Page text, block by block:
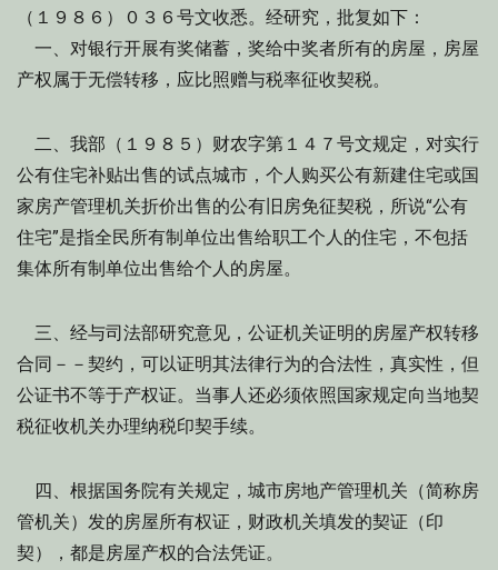
（１９８６）０３６号文收悉。经研究，批复如下：
一、对银行开展有奖储蓄，奖给中奖者所有的房屋，房屋
产权属于无偿转移，应比照赠与税率征收契税。
二、我部（１９８５）财农字第１４７号文规定，对实行
公有住宅补贴出售的试点城市，个人购买公有新建住宅或国
家房产管理机关折价出售的公有旧房免征契税，所说“公有
住宅”是指全民所有制单位出售给职工个人的住宅，不包括
集体所有制单位出售给个人的房屋。
三、经与司法部研究意见，公证机关证明的房屋产权转移
合同－－契约，可以证明其法律行为的合法性，真实性，但
公证书不等于产权证。当事人还必须依照国家规定向当地契
税征收机关办理纳税印契手续。
四、根据国务院有关规定，城市房地产管理机关（简称房
管机关）发的房屋所有权证，财政机关填发的契证（印
契），都是房屋产权的合法凭证。